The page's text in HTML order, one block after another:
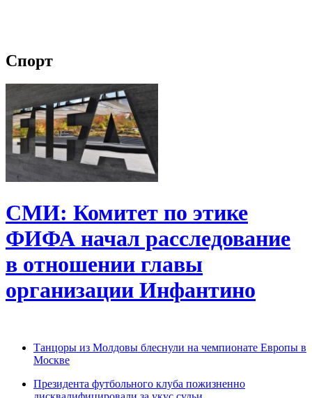
Спорт
СМИ: Комитет по этике
ФИФА начал расследование
в отношении главы
организации Инфантино
Танцоры из Молдовы блеснули на чемпионате Европы в
Москве
Президента футбольного клуба пожизненно